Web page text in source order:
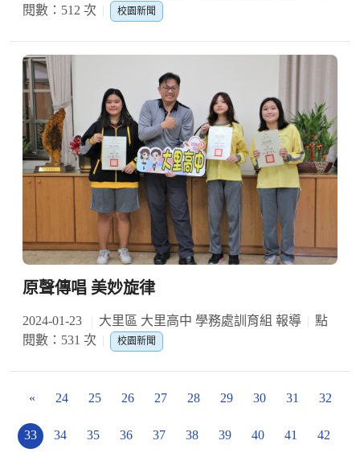
閱數：512 次
校園新聞
原聲傳唱 美妙旋律
2024-01-23 大里區 大里高中 學務處訓育組 報導
點
閱數：531 次
校園新聞
« 24 25 26 27 28 29 30 31 32
33 34 35 36 37 38 39 40 41 42